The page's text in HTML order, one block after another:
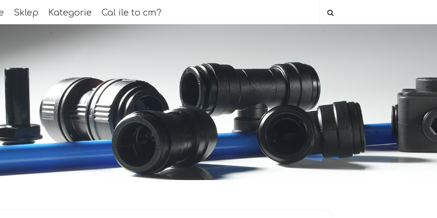
Sklep Kategorie Cal ile to cm?
Sklep Kategorie Cal ile to cm?